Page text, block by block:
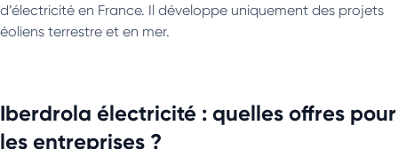
d’électricité en France. Il développe uniquement des projets
éoliens terrestre et en mer.
Iberdrola électricité : quelles offres pour
les entreprises ?